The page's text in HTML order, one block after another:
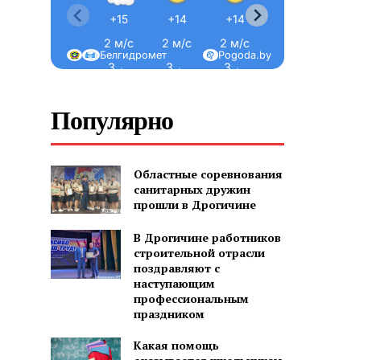
+15
2 м/с
З ←
+14
2 м/с
З ←
+14
2 м/с
З ←
С-З ↖
Pogoda.by
Белгидромет
Популярно
Областные соревнования
санитарных дружин
прошли в Дрогичине
В Дрогичине работников
строительной отрасли
поздравляют с
наступающим
профессиональным
праздником
Какая помощь